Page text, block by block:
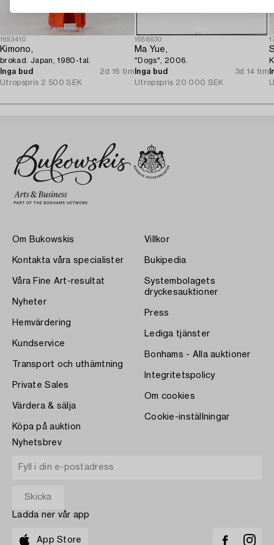
1693410
Kimono,
brokad. Japan, 1980-tal.
Inga bud
2d 16 tim
Utropspris 2 500 SEK
1688630
Ma Yue,
"Dogs", 2006.
Inga bud
3d 14 tim
Utropspris 20 000 SEK
Om Bukowskis
Kontakta våra specialister
Våra Fine Art-resultat
Nyheter
Hemvärdering
Kundservice
Transport och uthämtning
Private Sales
Värdera & sälja
Köpa på auktion
Villkor
Bukipedia
Systembolagets
dryckesauktioner
Press
Lediga tjänster
Bonhams - Alla auktioner
Integritetspolicy
Om cookies
Cookie-inställningar
Nyhetsbrev
Ladda ner vår app
App Store